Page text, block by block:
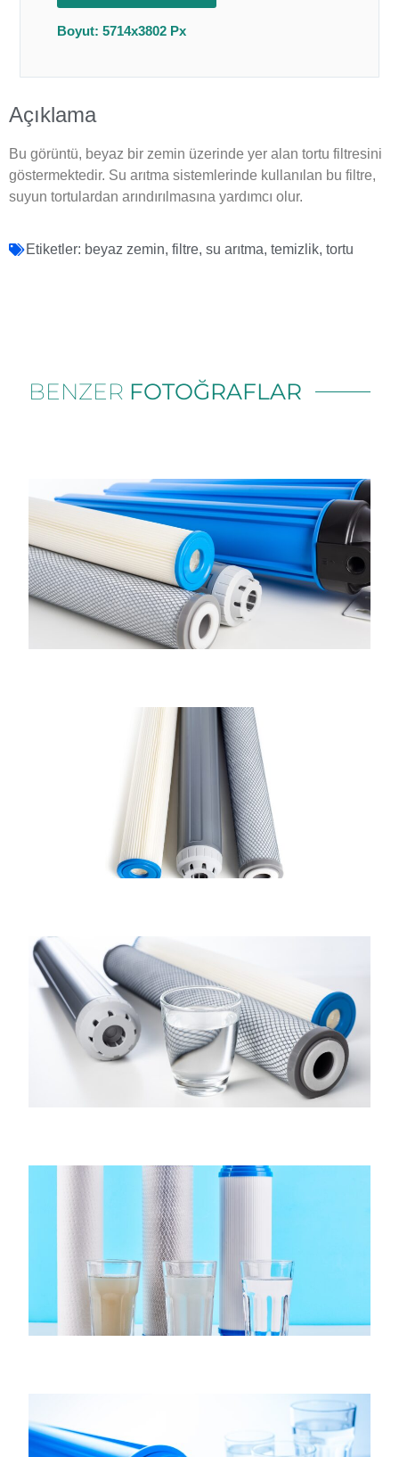
Boyut: 5714x3802 Px
Açıklama
Bu görüntü, beyaz bir zemin üzerinde yer alan tortu filtresini
göstermektedir. Su arıtma sistemlerinde kullanılan bu filtre,
suyun tortulardan arındırılmasına yardımcı olur.
Etiketler: beyaz zemin, filtre, su arıtma, temizlik, tortu
BENZER FOTOĞRAFLAR